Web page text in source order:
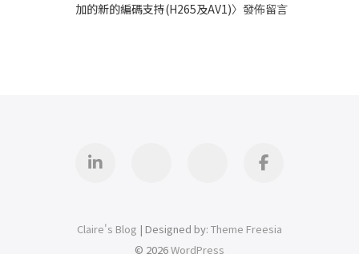
加的新的編碼支持(H265及AV1)〉發佈留言
Linkedin iThomeFacebook
Claire's Blog | Designed by: Theme Freesia
© 2026WordPress